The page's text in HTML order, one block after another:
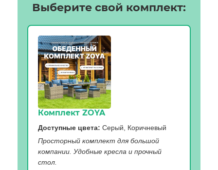
Выберите свой комплект:
Комплект ZOYA
Доступные цвета: Серый, Коричневый
Просторный комплект для большой
компании. Удобные кресла и прочный
стол.